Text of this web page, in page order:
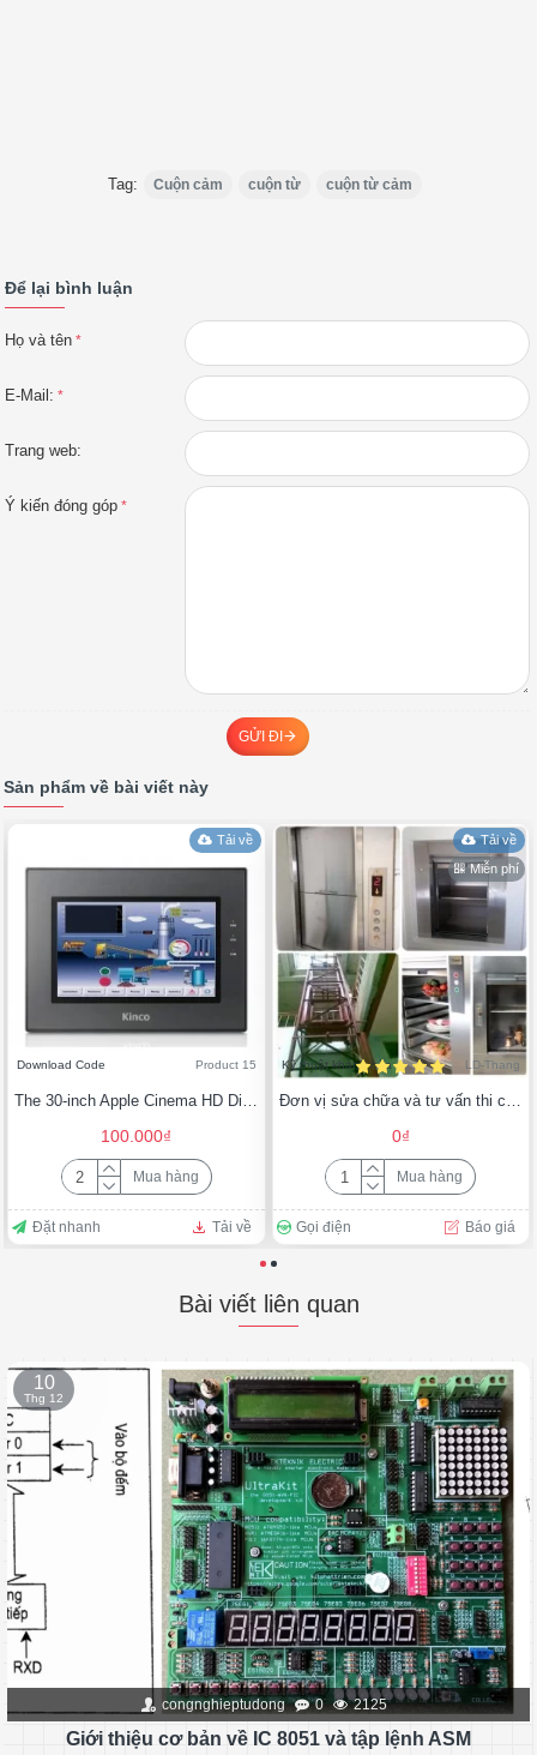
Tag: Cuộn cảm cuộn từ cuộn từ cảm
Để lại bình luận
Họ và tên
E-Mail:
Trang web:
Ý kiến đóng góp
GỬI ĐI
Sản phẩm về bài viết này
Tải về
Download Code Product 15
The 30-inch Apple Cinema HD Display delivers an amazing 2560 x 1600 pixel resolution
100.000₫
Mua hàng
Đặt nhanh Tải về
Miễn phí
Tải về
Kỹ thuật khánh hòa LD-Thang
Đơn vị sửa chữa và tư vấn thi công lắp đặt thang chuyển thức ăn tới quý khách hàng tại Tp Nha trang
0₫
Mua hàng
Gọi điện Báo giá
Bài viết liên quan
10
Thg 12
congnghieptudong 0 2125
Giới thiệu cơ bản về IC 8051 và tập lệnh ASM